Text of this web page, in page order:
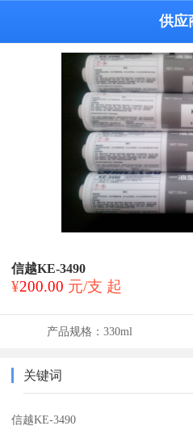
供应
信越KE-3490
¥200.00 元/支 起
产品规格： 330ml
关键词
信越KE-3490